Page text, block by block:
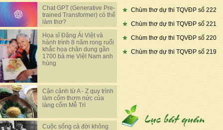
Chat GPT (Generative Pre-
trained Transformer) có thể
làm thơ?
Họa sĩ Đặng Ái Việt và
hành trình 8 năm rong ruổi
khắc họa chân dung gần
1700 bà mẹ Việt Nam anh
hùng
Cận cảnh từ A - Z quy trình
làm cốm thơm nức của
làng cốm Mễ Trì
Cuộc sống cả đời không
Chùm thơ dự thi TQVĐP số 222
Chùm thơ dự thi TQVĐP số 221
Chùm thơ dự thi TQVĐP số 220
Chùm thơ dự thi TQVĐP số 219